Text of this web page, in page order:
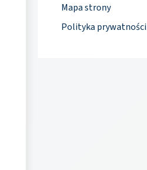
Mapa strony
Polityka prywatności